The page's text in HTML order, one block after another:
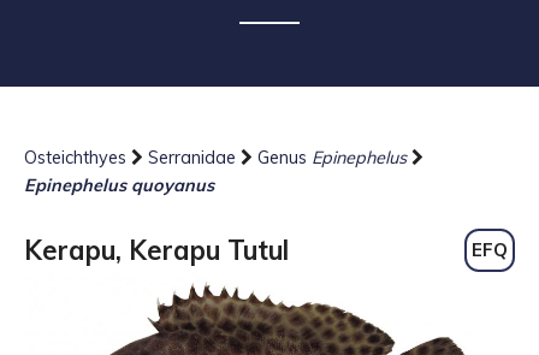
Osteichthyes Serranidae Genus Epinephelus
Epinephelus quoyanus
Kerapu, Kerapu Tutul EFQ